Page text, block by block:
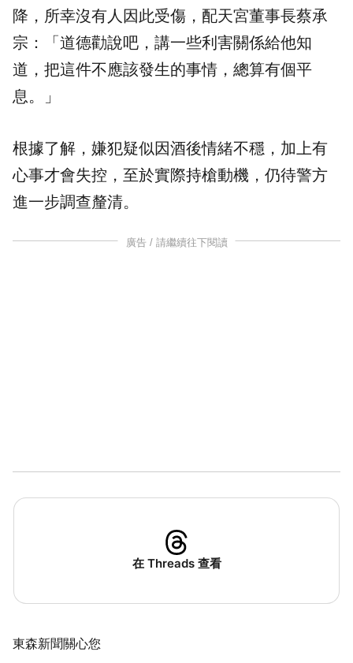
降，所幸沒有人因此受傷，配天宮董事長蔡承
宗：「道德勸說吧，講一些利害關係給他知
道，把這件不應該發生的事情，總算有個平
息。」
根據了解，嫌犯疑似因酒後情緒不穩，加上有
心事才會失控，至於實際持槍動機，仍待警方
進一步調查釐清。
廣告 / 請繼續往下閱讀
在 Threads 查看
東森新聞關心您